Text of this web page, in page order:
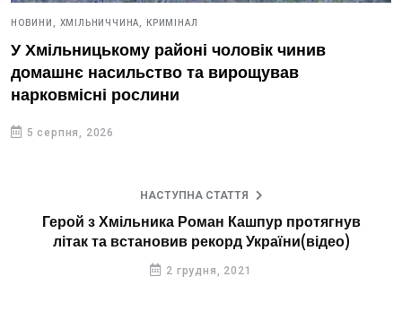
НОВИНИ, ХМІЛЬНИЧЧИНА, КРИМІНАЛ
У Хмільницькому районі чоловік чинив
домашнє насильство та вирощував
нарковмісні рослини
5 серпня, 2026
НАСТУПНА СТАТТЯ
Герой з Хмільника Роман Кашпур протягнув
літак та встановив рекорд України(відео)
2 грудня, 2021